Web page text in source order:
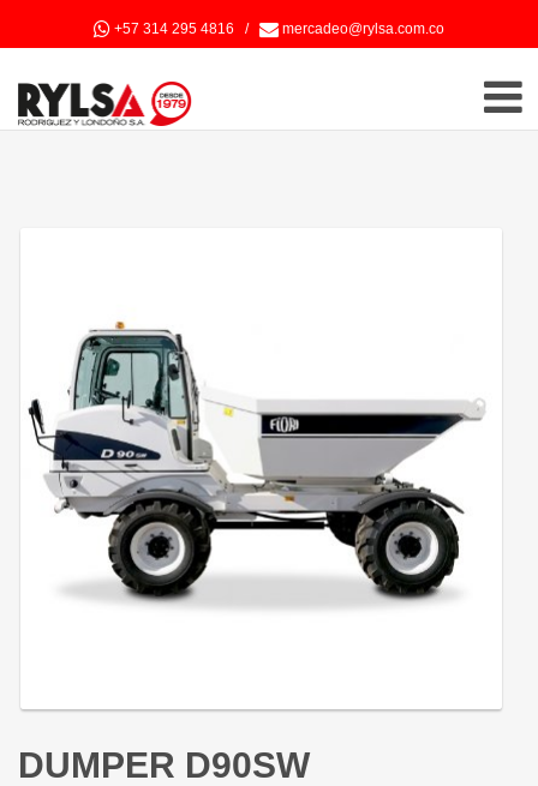
+57 314 295 4816 / mercadeo@rylsa.com.co
DUMPER D90SW